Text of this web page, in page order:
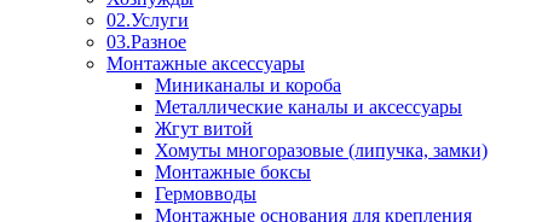
02.Услуги
03.Разное
Монтажные аксессуары
Миниканалы и короба
Металлические каналы и аксессуары
Жгут витой
Хомуты многоразовые (липучка, замки)
Монтажные боксы
Гермовводы
Монтажные основания для крепления